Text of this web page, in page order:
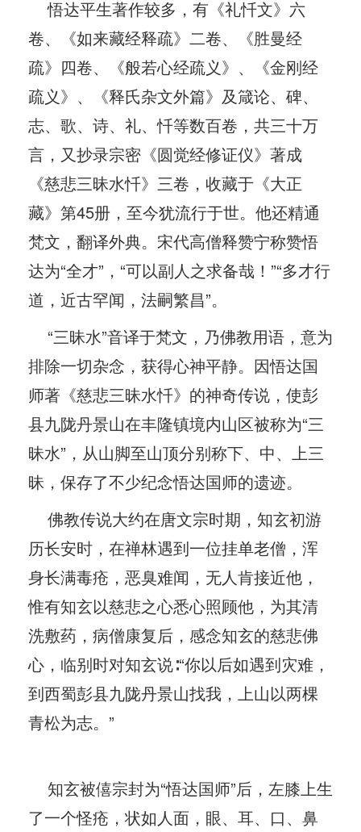
悟达平生著作较多，有《礼忏文》六
卷、《如来藏经释疏》二卷、《胜曼经
疏》四卷、《般若心经疏义》、《金刚经
疏义》、《释氏杂文外篇》及箴论、碑、
志、歌、诗、礼、忏等数百卷，共三十万
言，又抄录宗密《圆觉经修证仪》著成
《慈悲三昧水忏》三卷，收藏于《大正
藏》第45册，至今犹流行于世。他还精通
梵文，翻译外典。宋代高僧释赞宁称赞悟
达为“全才”，“可以副人之求备哉！”“多才行
道，近古罕闻，法嗣繁昌”。
“三昧水”音译于梵文，乃佛教用语，意为
排除一切杂念，获得心神平静。因悟达国
师著《慈悲三昧水忏》的神奇传说，使彭
县九陇丹景山在丰隆镇境内山区被称为“三
昧水”，从山脚至山顶分别称下、中、上三
昧，保存了不少纪念悟达国师的遗迹。
佛教传说大约在唐文宗时期，知玄初游
历长安时，在禅林遇到一位挂单老僧，浑
身长满毒疮，恶臭难闻，无人肯接近他，
惟有知玄以慈悲之心悉心照顾他，为其清
洗敷药，病僧康复后，感念知玄的慈悲佛
心，临别时对知玄说∶“你以后如遇到灾难，
到西蜀彭县九陇丹景山找我，上山以两棵
青松为志。”
知玄被僖宗封为“悟达国师”后，左膝上生
了一个怪疮，状如人面，眼、耳、口、鼻